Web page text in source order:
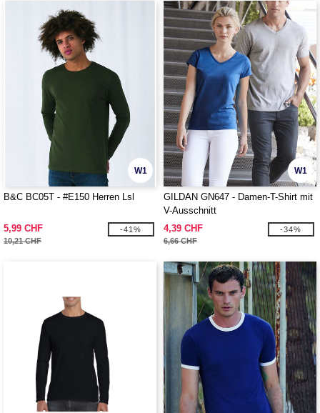
W1
B&C BC05T - #E150 Herren Lsl
5,99 CHF
10,21 CHF
-41%
W1
GILDAN GN647 - Damen-T-Shirt mit
V-Ausschnitt
4,39 CHF
6,66 CHF
-34%